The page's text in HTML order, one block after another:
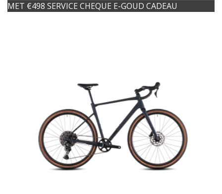
MET €498 SERVICE CHEQUE E-GOUD CADEAU